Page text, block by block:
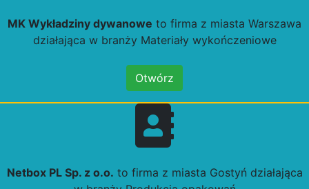
MK Wykładziny dywanowe to firma z miasta Warszawa
działająca w branży Materiały wykończeniowe
Otwórz
Netbox PL Sp. z o.o. to firma z miasta Gostyń działająca